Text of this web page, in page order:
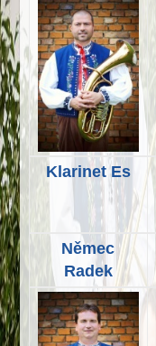
Klarinet Es
Němec
Radek